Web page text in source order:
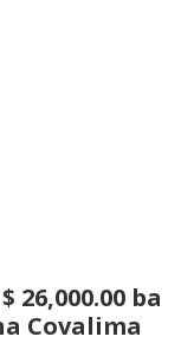
26,000.00 ba
Covalima